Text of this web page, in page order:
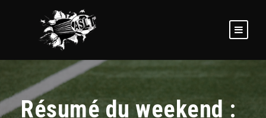
Résumé du weekend :